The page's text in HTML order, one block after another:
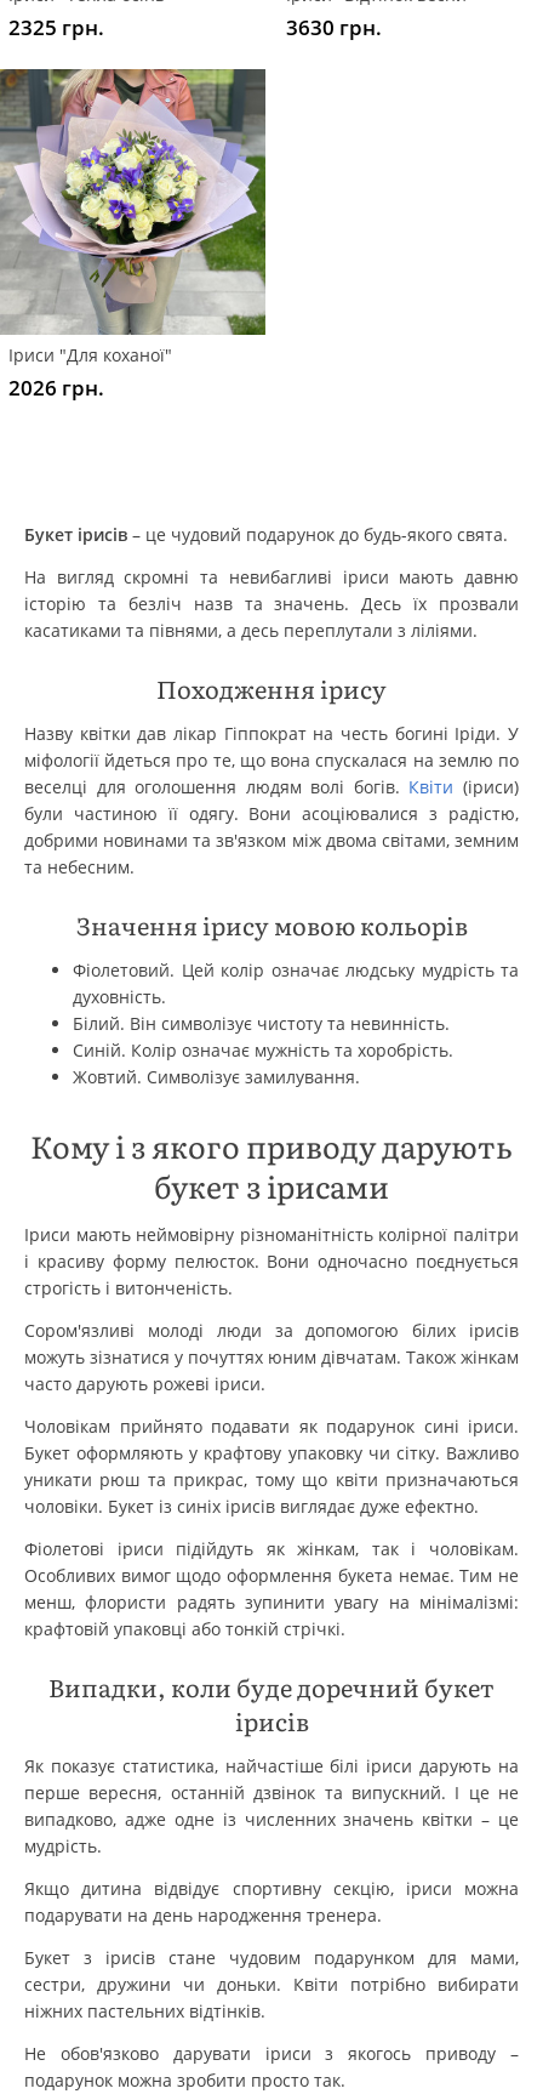
2325 грн. 3630 грн.
Іриси "Для коханої"
2026 грн.
Букет ірисів – це чудовий подарунок до будь-якого свята.
На вигляд скромні та невибагливі іриси мають давню
історію та безліч назв та значень. Десь їх прозвали
касатиками та півнями, а десь переплутали з ліліями.
Походження ірису
Назву квітки дав лікар Гіппократ на честь богині Іріди. У
міфології йдеться про те, що вона спускалася на землю по
веселці для оголошення людям волі богів. Квіти (іриси)
були частиною її одягу. Вони асоціювалися з радістю,
добрими новинами та зв'язком між двома світами, земним
та небесним.
Значення ірису мовою кольорів
Фіолетовий. Цей колір означає людську мудрість та
духовність.
Білий. Він символізує чистоту та невинність.
Синій. Колір означає мужність та хоробрість.
Жовтий. Символізує замилування.
Кому і з якого приводу дарують
букет з ірисами
Іриси мають неймовірну різноманітність колірної палітри
і красиву форму пелюсток. Вони одночасно поєднується
строгість і витонченість.
Сором'язливі молоді люди за допомогою білих ірисів
можуть зізнатися у почуттях юним дівчатам. Також жінкам
часто дарують рожеві іриси.
Чоловікам прийнято подавати як подарунок сині іриси.
Букет оформляють у крафтову упаковку чи сітку. Важливо
уникати рюш та прикрас, тому що квіти призначаються
чоловіки. Букет із синіх ірисів виглядає дуже ефектно.
Фіолетові іриси підійдуть як жінкам, так і чоловікам.
Особливих вимог щодо оформлення букета немає. Тим не
менш, флористи радять зупинити увагу на мінімалізмі:
крафтовій упаковці або тонкій стрічкі.
Випадки, коли буде доречний букет
ірисів
Як показує статистика, найчастіше білі іриси дарують на
перше вересня, останній дзвінок та випускний. І це не
випадково, адже одне із численних значень квітки – це
мудрість.
Якщо дитина відвідує спортивну секцію, іриси можна
подарувати на день народження тренера.
Букет з ірисів стане чудовим подарунком для мами,
сестри, дружини чи доньки. Квіти потрібно вибирати
ніжних пастельних відтінків.
Не обов'язково дарувати іриси з якогось приводу –
подарунок можна зробити просто так.